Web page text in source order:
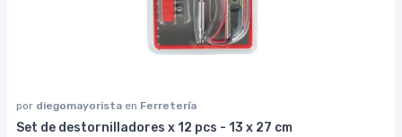
por diegomayorista en Ferretería
Set de destornilladores x 12 pcs - 13 x 27 cm